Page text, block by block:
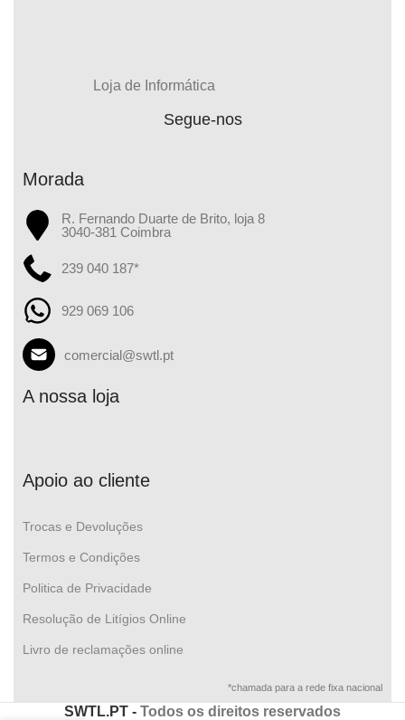
Loja de Informática
Segue-nos
Morada
R. Fernando Duarte de Brito, loja 8
3040-381 Coimbra
239 040 187*
929 069 106
comercial@swtl.pt
A nossa loja
Apoio ao cliente
Trocas e Devoluções
Termos e Condições
Politica de Privacidade
Resolução de Litígios Online
Livro de reclamações online
*chamada para a rede fixa nacional
SWTL.PT - Todos os direitos reservados